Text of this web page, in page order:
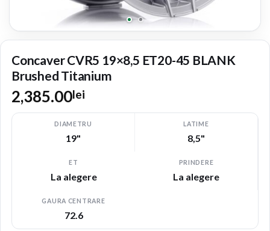
Concaver CVR5 19×8,5 ET20-45 BLANK
Brushed Titanium
2,385.00lei
DIAMETRU
19"
LATIME
8,5"
ET
La alegere
PRINDERE
La alegere
GAURA CENTRARE
72.6